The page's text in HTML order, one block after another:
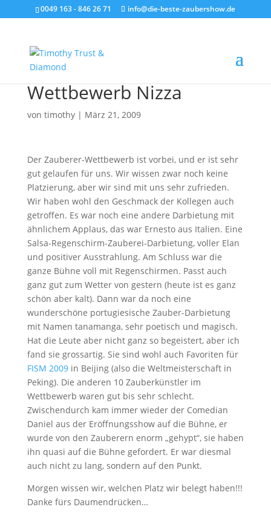
0049 163 - 846 26 71 info@die-beste-zaubershow.de
Wettbewerb Nizza
von timothy| März 21, 2009
Der Zauberer-Wettbewerb ist vorbei, und er ist sehr
gut gelaufen für uns. Wir wissen zwar noch keine
Platzierung, aber wir sind mit uns sehr zufrieden.
Wir haben wohl den Geschmack der Kollegen auch
getroffen. Es war noch eine andere Darbietung mit
ähnlichem Applaus, das war Ernesto aus Italien. Eine
Salsa-Regenschirm-Zauberei-Darbietung, voller Elan
und positiver Ausstrahlung. Am Schluss war die
ganze Bühne voll mit Regenschirmen. Passt auch
ganz gut zum Wetter von gestern (heute ist es ganz
schön aber kalt). Dann war da noch eine
wunderschöne portugiesische Zauber-Darbietung
mit Namen tanamanga, sehr poetisch und magisch.
Hat die Leute aber nicht ganz so begeistert, aber ich
fand sie grossartig. Sie sind wohl auch Favoriten für
FISM 2009in Beijing (also die Weltmeisterschaft in
Peking). Die anderen 10 Zauberkünstler im
Wettbewerb waren gut bis sehr schlecht.
Zwischendurch kam immer wieder der Comedian
Daniel aus der Eröffnungsshow auf die Bühne, er
wurde von den Zauberern enorm „gehypt“, sie haben
ihn quasi auf die Bühne gefordert. Er war diesmal
auch nicht zu lang, sondern auf den Punkt.
Morgen wissen wir, welchen Platz wir belegt haben!!!
Danke fürs Daumendrücken…